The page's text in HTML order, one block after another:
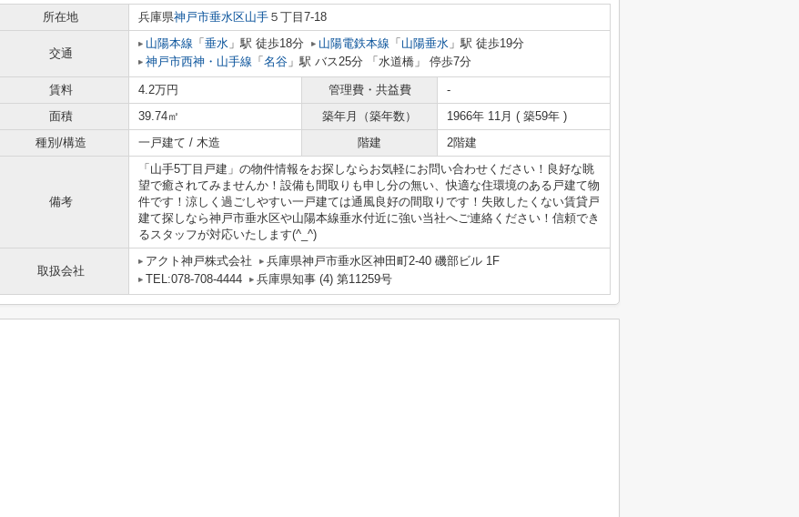
所在地 兵庫県神戸市垂水区山手 ５丁目7-18
交通
山陽本線 「 垂水 」駅 徒歩18分 山陽電鉄本線 「 山陽垂水 」駅 徒歩19分
神戸市西神・山手線 「 名谷 」駅 バス25分 「水道橋」 停歩7分
賃料 4.2万円 管理費・共益費
-
面積
39.74㎡ 築年月（築年数）
1966年 11月 ( 築59年 )
種別/構造
一戸建て / 木造 階建 2階建
備考
「山手5丁目戸建」の物件情報をお探しならお気軽にお問い合わせください！良好な眺
望で癒されてみませんか！設備も間取りも申し分の無い、快適な住環境のある戸建て物
件です！涼しく過ごしやすい一戸建ては通風良好の間取りです！失敗したくない賃貸戸
建て探しなら神戸市垂水区や山陽本線垂水付近に強い当社へご連絡ください！信頼でき
るスタッフが対応いたします(^_^)
取扱会社
アクト神戸株式会社
兵庫県神戸市垂水区神田町2-40 磯部ビル 1F
TEL:078-708-4444
兵庫県知事 (4) 第11259号